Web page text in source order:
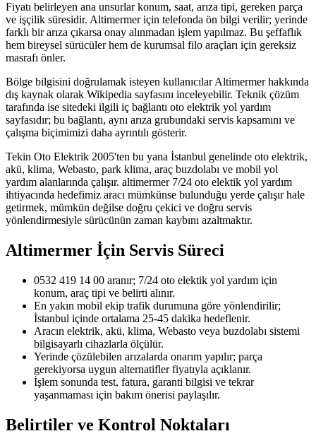
Fiyatı belirleyen ana unsurlar konum, saat, arıza tipi, gereken parça
ve işçilik süresidir. Altimermer için telefonda ön bilgi verilir; yerinde
farklı bir arıza çıkarsa onay alınmadan işlem yapılmaz. Bu şeffaflık
hem bireysel sürücüler hem de kurumsal filo araçları için gereksiz
masrafı önler.
Bölge bilgisini doğrulamak isteyen kullanıcılar Altimermer hakkında
dış kaynak olarak Wikipedia sayfasını inceleyebilir. Teknik çözüm
tarafında ise sitedeki ilgili iç bağlantı oto elektrik yol yardım
sayfasıdır; bu bağlantı, aynı arıza grubundaki servis kapsamını ve
çalışma biçimimizi daha ayrıntılı gösterir.
Tekin Oto Elektrik 2005'ten bu yana İstanbul genelinde oto elektrik,
akü, klima, Webasto, park klima, araç buzdolabı ve mobil yol
yardım alanlarında çalışır. altimermer 7/24 oto elektik yol yardım
ihtiyacında hedefimiz aracı mümkünse bulunduğu yerde çalışır hale
getirmek, mümkün değilse doğru çekici ve doğru servis
yönlendirmesiyle sürücünün zaman kaybını azaltmaktır.
Altimermer İçin Servis Süreci
0532 419 14 00 aranır; 7/24 oto elektik yol yardım için
konum, araç tipi ve belirti alınır.
En yakın mobil ekip trafik durumuna göre yönlendirilir;
İstanbul içinde ortalama 25-45 dakika hedeflenir.
Aracın elektrik, akü, klima, Webasto veya buzdolabı sistemi
bilgisayarlı cihazlarla ölçülür.
Yerinde çözülebilen arızalarda onarım yapılır; parça
gerekiyorsa uygun alternatifler fiyatıyla açıklanır.
İşlem sonunda test, fatura, garanti bilgisi ve tekrar
yaşanmaması için bakım önerisi paylaşılır.
Belirtiler ve Kontrol Noktaları